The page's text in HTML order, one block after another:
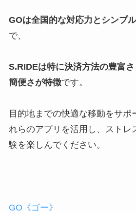
GOは全国的な対応力とシンプ
で、
S.RIDEは特に決済方法の豊富
簡便さが特徴です。
目的地までの快適な移動をサポ
れらのアプリを活用し、ストレ
験を楽しんでください。
GO《ゴー》